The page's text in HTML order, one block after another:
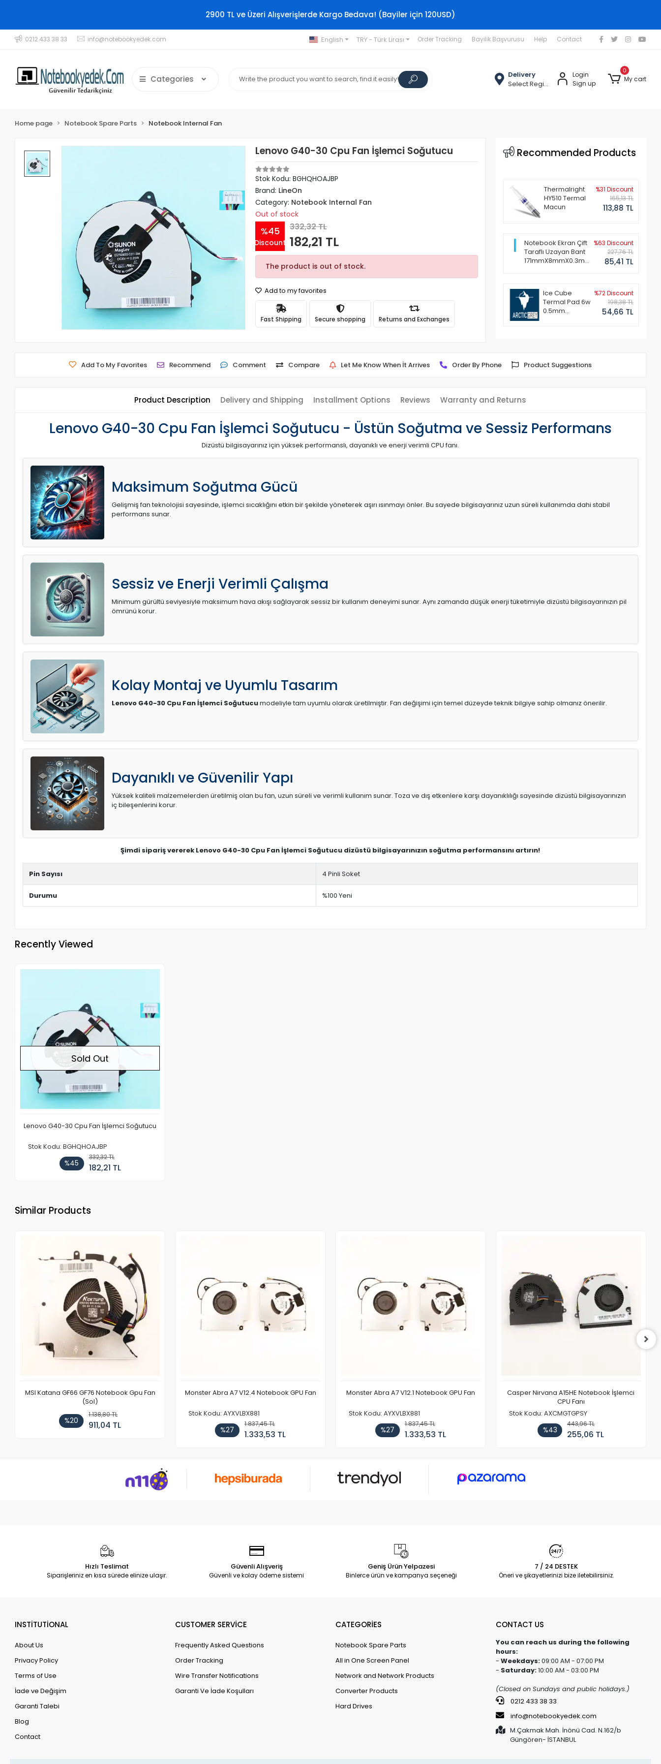
2900 TL ve Üzeri Alışverişlerde Kargo Bedava! (Bayiler için 120USD)
0212 433 38 33 info@notebookyedek.com English TRY - Türk Lirası Order Tracking Bayilik Başvurusu Help Contact
Categories
Delivery
Select Region
Login
Sign up
0
My cart
Home page Notebook Spare Parts Notebook Internal Fan
Lenovo G40-30 Cpu Fan İşlemci Soğutucu
Stok Kodu: BGHQHOAJBP
Brand: LineOn
Category: Notebook Internal Fan
Out of stock
%45
Discount
332,32 TL
182,21 TL
The product is out of stock.
Add to my favorites
Fast Shipping Secure shopping Returns and Exchanges
Recommended Products
Thermalright
HY510 Termal
Macun
%31 Discount
165,13 TL
113,88 TL
Notebook Ekran Çift
Taraflı Uzayan Bant
171mmX8mmX0.3mm
%63 Discount
227,76 TL
85,41 TL
Ice Cube
Termal Pad 6w
0.5mm
%72 Discount
198,38 TL
54,66 TL
Add To My Favorites Recommend Comment Compare Let Me Know When İt Arrives Order By Phone Product Suggestions
Product Description Delivery and Shipping Installment Options Reviews Warranty and Returns
Lenovo G40-30 Cpu Fan İşlemci Soğutucu - Üstün Soğutma ve Sessiz Performans
Dizüstü bilgisayarınız için yüksek performanslı, dayanıklı ve enerji verimli CPU fanı.
Maksimum Soğutma Gücü
Gelişmiş fan teknolojisi sayesinde, işlemci sıcaklığını etkin bir şekilde yöneterek aşırı ısınmayı önler. Bu sayede bilgisayarınız uzun süreli kullanımda dahi stabil
performans sunar.
Sessiz ve Enerji Verimli Çalışma
Minimum gürültü seviyesiyle maksimum hava akışı sağlayarak sessiz bir kullanım deneyimi sunar. Aynı zamanda düşük enerji tüketimiyle dizüstü bilgisayarınızın pil
ömrünü korur.
Kolay Montaj ve Uyumlu Tasarım
Lenovo G40-30 Cpu Fan İşlemci Soğutucumodeliyle tam uyumlu olarak üretilmiştir. Fan değişimi için temel düzeyde teknik bilgiye sahip olmanız önerilir.
Dayanıklı ve Güvenilir Yapı
Yüksek kaliteli malzemelerden üretilmiş olan bu fan, uzun süreli ve verimli kullanım sunar. Toza ve dış etkenlere karşı dayanıklılığı sayesinde dizüstü bilgisayarınızın
iç bileşenlerini korur.
Şimdi sipariş vererek Lenovo G40-30 Cpu Fan İşlemci Soğutucu dizüstü bilgisayarınızın soğutma performansını artırın!
Pin Sayısı 4 Pinli Soket
Durumu %100 Yeni
Recently Viewed
Sold Out
Lenovo G40-30 Cpu Fan İşlemci Soğutucu
Stok Kodu: BGHQHOAJBP
%45
332,32 TL
182,21 TL
Similar Products
MSI Katana GF66 GF76 Notebook Gpu Fan
(Sol)
%20
1.138,80 TL
911,04 TL
Monster Abra A7 V12.4 Notebook GPU Fan
Stok Kodu: AYXVLBX881
%27
1.837,45 TL
1.333,53 TL
Monster Abra A7 V12.1 Notebook GPU Fan
Stok Kodu: AYXVLBX881
%27
1.837,45 TL
1.333,53 TL
Casper Nirvana A15HE Notebook İşlemci
CPU Fanı
Stok Kodu: AXCMGTGPSY
%43
443,96 TL
255,06 TL
Hızlı Teslimat
Siparişleriniz en kısa sürede elinize ulaşır.
Güvenli Alışveriş
Güvenli ve kolay ödeme sistemi
Geniş Ürün Yelpazesi
Binlerce ürün ve kampanya seçeneği
7 / 24 DESTEK
Öneri ve şikayetlerinizi bize iletebilirsiniz.
INSTİTUTİONAL
About Us
Privacy Policy
Terms of Use
İade ve Değişim
Garanti Talebi
Blog
Contact
CUSTOMER SERVİCE
Frequently Asked Questions
Order Tracking
Wire Transfer Notifications
Garanti Ve İade Koşulları
CATEGORİES
Notebook Spare Parts
All in One Screen Panel
Network and Network Products
Converter Products
Hard Drives
CONTACT US
You can reach us during the following
hours:
- Weekdays:09:00 AM - 07:00 PM
- Saturday:10:00 AM - 03:00 PM
(Closed on Sundays and public holidays.)
0212 433 38 33
info@notebookyedek.com
M.Çakmak Mah. İnönü Cad. N.162/b
Güngören- İSTANBUL